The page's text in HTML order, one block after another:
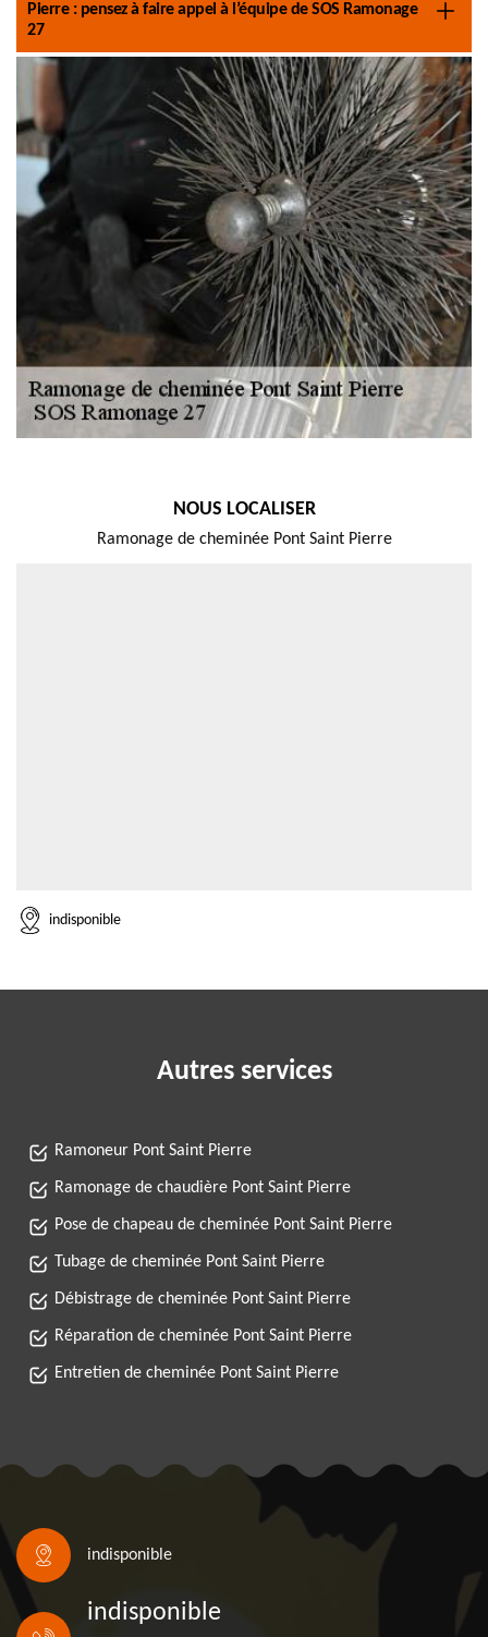
Pierre : pensez à faire appel à l’équipe de SOS Ramonage
27
NOUS LOCALISER
Ramonage de cheminée Pont Saint Pierre
indisponible
Autres services
Ramoneur Pont Saint Pierre
Ramonage de chaudière Pont Saint Pierre
Pose de chapeau de cheminée Pont Saint Pierre
Tubage de cheminée Pont Saint Pierre
Débistrage de cheminée Pont Saint Pierre
Réparation de cheminée Pont Saint Pierre
Entretien de cheminée Pont Saint Pierre
indisponible
indisponible